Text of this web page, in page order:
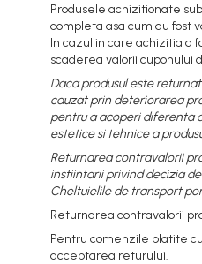
Produsele achizitionate
completa asa cum au fost
In cazul in care achizitia a
scaderea valorii cuponului
Daca produsul este
cauzat prin deteriorarea
pentru a acoperi diferenta
estetice si tehnice a
Returnarea contravalorii
instiintarii privind decizia
Cheltuielile de transport
Returnarea contravalorii
Pentru comenzile platite
acceptarea returului.